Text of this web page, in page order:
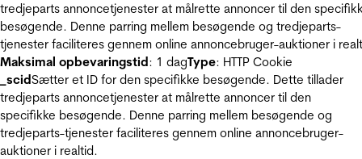
tredjeparts annoncetjenester at målrette annoncer til den
besøgende. Denne parring mellem besøgende og tredjeparts-
tjenester faciliteres gennem online annoncebruger-auktioner i
Maksimal opbevaringstid: 1 dagType: HTTP Cookie
_scidSætter et ID for den specifikke besøgende. Dette tillader
tredjeparts annoncetjenester at målrette annoncer til den
specifikke besøgende. Denne parring mellem besøgende og
tredjeparts-tjenester faciliteres gennem online annoncebruger-
auktioner i realtid.